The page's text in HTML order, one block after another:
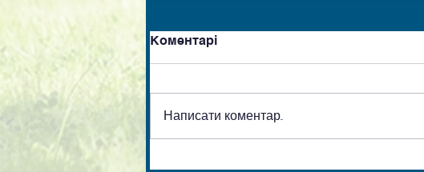
Коментарі
Написати коментар...